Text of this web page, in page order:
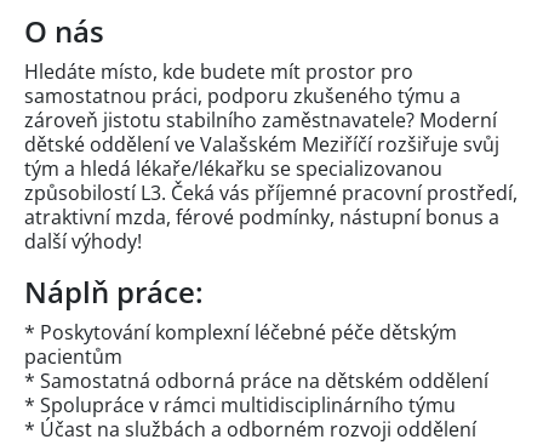
O nás
Hledáte místo, kde budete mít prostor pro
samostatnou práci, podporu zkušeného týmu a
zároveň jistotu stabilního zaměstnavatele? Moderní
dětské oddělení ve Valašském Meziříčí rozšiřuje svůj
tým a hledá lékaře/lékařku se specializovanou
způsobilostí L3. Čeká vás příjemné pracovní prostředí,
atraktivní mzda, férové podmínky, nástupní bonus a
další výhody!
Náplň práce:
* Poskytování komplexní léčebné péče dětským
pacientům
* Samostatná odborná práce na dětském oddělení
* Spolupráce v rámci multidisciplinárního týmu
* Účast na službách a odborném rozvoji oddělení